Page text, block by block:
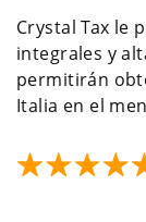
Crystal Tax le
integrales y
permitirán
Italia en el